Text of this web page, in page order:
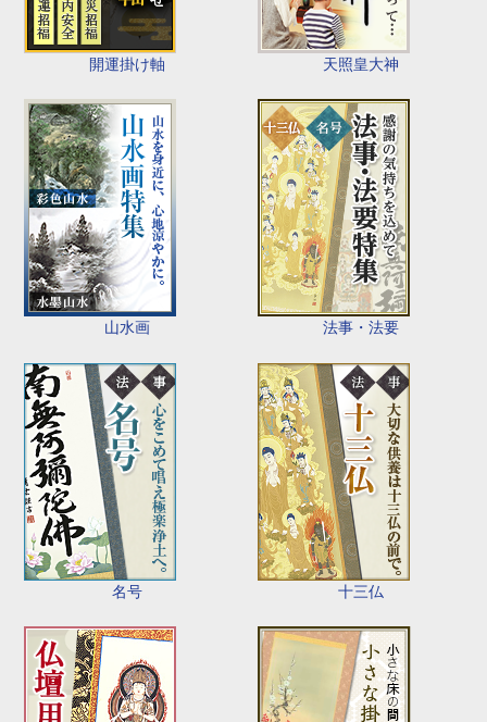
開運掛け軸 天照皇大神
山水画 法事・法要
名号 十三仏